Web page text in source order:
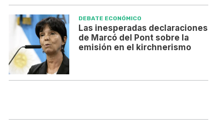
DEBATE ECONÓMICO
Las inesperadas declaraciones
de Marcó del Pont sobre la
emisión en el kirchnerismo